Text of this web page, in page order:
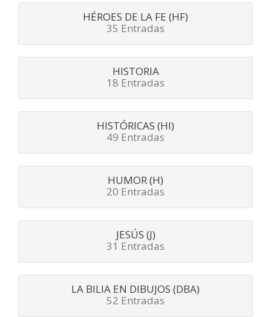
HÉROES DE LA FE (HF)
35 Entradas
HISTORIA
18 Entradas
HISTÓRICAS (HI)
49 Entradas
HUMOR (H)
20 Entradas
JESÚS (J)
31 Entradas
LA BILIA EN DIBUJOS (DBA)
52 Entradas